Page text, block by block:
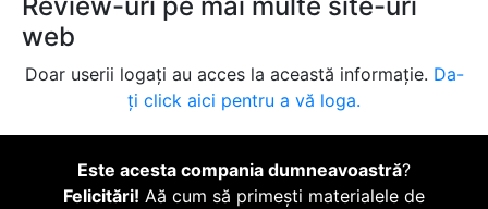
web
Doar userii logați au acces la această informație. Da-
ți click aici pentru a vă loga.
Este acesta compania dumneavoastră?
Felicitări! Aă cum să primești materialele de